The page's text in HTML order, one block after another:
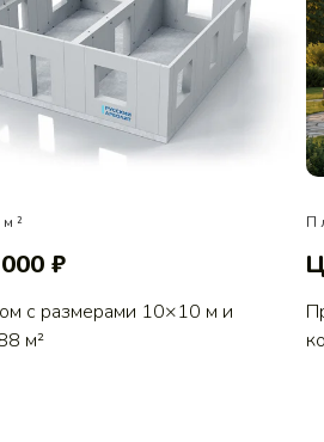
₽
с размерами 10×10 м и
м²